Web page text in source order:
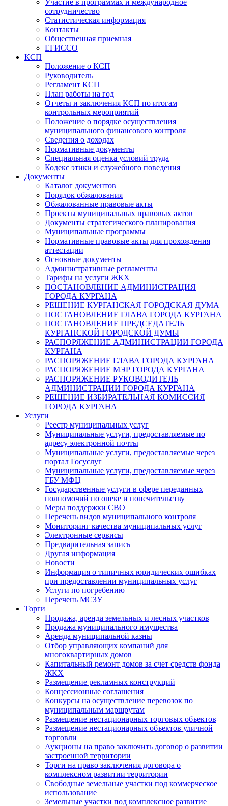
Участие в программах и международное
сотрудничество
Статистическая информация
Контакты
Общественная приемная
ЕГИССО
КСП
Положение о КСП
Руководитель
Регламент КСП
План работы на год
Отчеты и заключения КСП по итогам
контрольных мероприятий
Положение о порядке осуществления
муниципального финансового контроля
Сведения о доходах
Нормативные документы
Специальная оценка условий труда
Кодекс этики и служебного поведения
Документы
Каталог документов
Порядок обжалования
Обжалованные правовые акты
Проекты муниципальных правовых актов
Документы стратегического планирования
Муниципальные программы
Нормативные правовые акты для прохождения
аттестации
Основные документы
Административные регламенты
Тарифы на услуги ЖКХ
ПОСТАНОВЛЕНИЕ АДМИНИСТРАЦИЯ
ГОРОДА КУРГАНА
РЕШЕНИЕ КУРГАНСКАЯ ГОРОДСКАЯ ДУМА
ПОСТАНОВЛЕНИЕ ГЛАВА ГОРОДА КУРГАНА
ПОСТАНОВЛЕНИЕ ПРЕДСЕДАТЕЛЬ
КУРГАНСКОЙ ГОРОДСКОЙ ДУМЫ
РАСПОРЯЖЕНИЕ АДМИНИСТРАЦИИ ГОРОДА
КУРГАНА
РАСПОРЯЖЕНИЕ ГЛАВА ГОРОДА КУРГАНА
РАСПОРЯЖЕНИЕ МЭР ГОРОДА КУРГАНА
РАСПОРЯЖЕНИЕ РУКОВОДИТЕЛЬ
АДМИНИСТРАЦИИ ГОРОДА КУРГАНА
РЕШЕНИЕ ИЗБИРАТЕЛЬНАЯ КОМИССИЯ
ГОРОДА КУРГАНА
Услуги
Реестр муниципальных услуг
Муниципальные услуги, предоставляемые по
адресу электронной почты
Муниципальные услуги, предоставляемые через
портал Госуслуг
Муниципальные услуги, предоставляемые через
ГБУ МФЦ
Государственные услуги в сфере переданных
полномочий по опеке и попечительству
Меры поддержки СВО
Перечень видов муниципального контроля
Мониторинг качества муниципальных услуг
Электронные сервисы
Предварительная запись
Другая информация
Новости
Информация о типичных юридических ошибках
при предоставлении муниципальных услуг
Услуги по погребению
Перечень МСЗУ
Торги
Продажа, аренда земельных и лесных участков
Продажа муниципального имущества
Аренда муниципальной казны
Отбор управляющих компаний для
многоквартирных домов
Капитальный ремонт домов за счет средств фонда
ЖКХ
Размещение рекламных конструкций
Концессионные соглашения
Конкурсы на осуществление перевозок по
муниципальным маршрутам
Размещение нестационарных торговых объектов
Размещение нестационарных объектов уличной
торговли
Аукционы на право заключить договор о развитии
застроенной территории
Торги на право заключения договора о
комплексном развитии территории
Свободные земельные участки под коммерческое
использование
Земельные участки под комплексное развитие